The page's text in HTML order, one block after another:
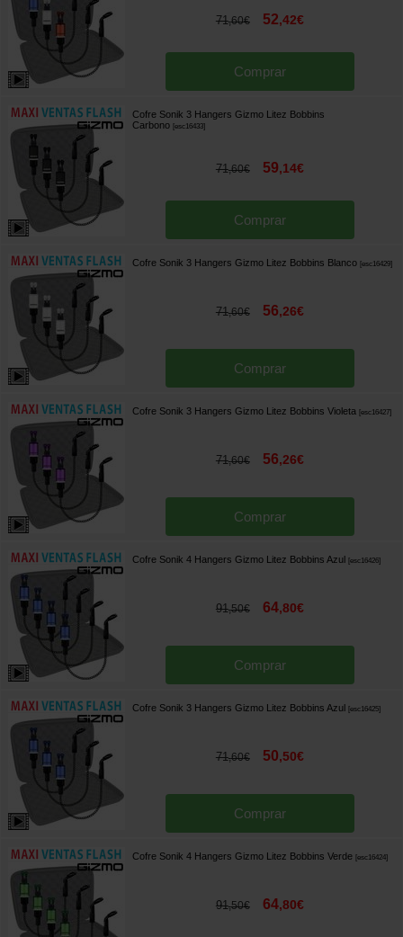
71,60€ 52,42€
Comprar
Cofre Sonik 3 Hangers Gizmo Litez Bobbins
Carbono [esc16433]
71,60€ 59,14€
Comprar
Cofre Sonik 3 Hangers Gizmo Litez Bobbins Blanco [esc16429]
71,60€ 56,26€
Comprar
Cofre Sonik 3 Hangers Gizmo Litez Bobbins Violeta [esc16427]
71,60€ 56,26€
Comprar
Cofre Sonik 4 Hangers Gizmo Litez Bobbins Azul [esc16426]
91,50€ 64,80€
Comprar
Cofre Sonik 3 Hangers Gizmo Litez Bobbins Azul [esc16425]
71,60€ 50,50€
Comprar
Cofre Sonik 4 Hangers Gizmo Litez Bobbins Verde [esc16424]
91,50€ 64,80€